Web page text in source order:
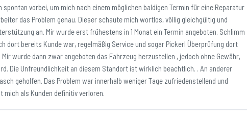
vorbei, um mich nach einem möglichen baldigen Termin für eine Reparatur
das Problem genau. Dieser schaute mich wortlos, völlig gleichgültig und
an. Mir wurde erst frühestens in 1 Monat ein Termin angeboten. Schlimm
dort bereits Kunde war, regelmäßig Service und sogar Pickerl Überprüfung dort
wurde dann zwar angeboten das Fahrzeug herzustellen , jedoch ohne Gewähr,
Die Unfreundlichkeit an diesem Standort ist wirklich beachtlich. . An anderer
geholfen. Das Problem war innerhalb weniger Tage zufriedenstellend und
als Kunden definitiv verloren.